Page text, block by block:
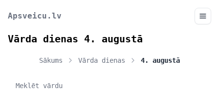
Apsveicu.lv
Vārda dienas 4. augustā
Sākums Vārda dienas 4. augustā